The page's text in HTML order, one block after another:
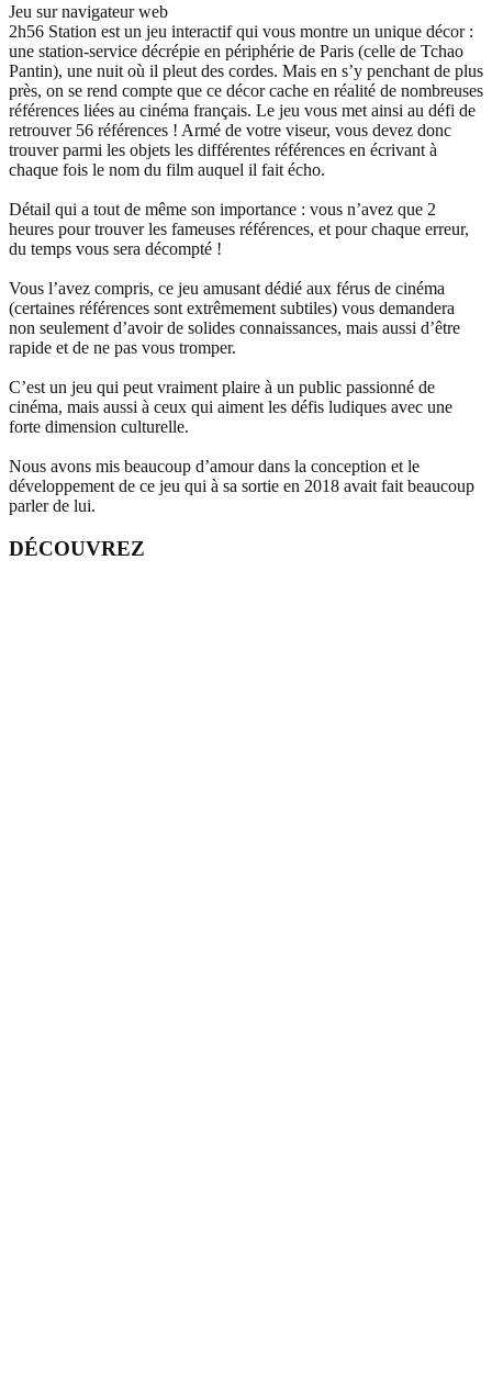
Jeu sur navigateur web
2h56 Station est un jeu interactif qui vous montre un unique décor :
une station-service décrépie en périphérie de Paris (celle de Tchao
Pantin), une nuit où il pleut des cordes. Mais en s’y penchant de plus
près, on se rend compte que ce décor cache en réalité de nombreuses
références liées au cinéma français. Le jeu vous met ainsi au défi de
retrouver 56 références ! Armé de votre viseur, vous devez donc
trouver parmi les objets les différentes références en écrivant à
chaque fois le nom du film auquel il fait écho.
Détail qui a tout de même son importance : vous n’avez que 2
heures pour trouver les fameuses références, et pour chaque erreur,
du temps vous sera décompté !
Vous l’avez compris, ce jeu amusant dédié aux férus de cinéma
(certaines références sont extrêmement subtiles) vous demandera
non seulement d’avoir de solides connaissances, mais aussi d’être
rapide et de ne pas vous tromper.
C’est un jeu qui peut vraiment plaire à un public passionné de
cinéma, mais aussi à ceux qui aiment les défis ludiques avec une
forte dimension culturelle.
Nous avons mis beaucoup d’amour dans la conception et le
développement de ce jeu qui à sa sortie en 2018 avait fait beaucoup
parler de lui.
DÉCOUVREZ